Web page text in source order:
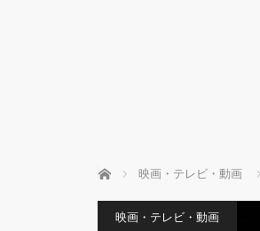
ホーム 映画・テレビ・動画
映画・テレビ・動画